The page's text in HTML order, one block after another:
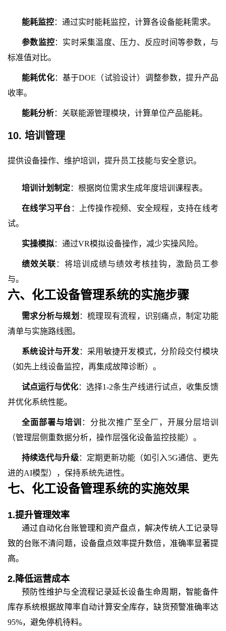
能耗监控：通过实时能耗监控，计算各设备能耗需求。
参数监控：实时采集温度、压力、反应时间等参数，与
标准值对比。
能耗优化：基于DOE（试验设计）调整参数，提升产品
收率。
能耗分析：关联能源管理模块，计算单位产品能耗。
10. 培训管理
提供设备操作、维护培训，提升员工技能与安全意识。
培训计划制定：根据岗位需求生成年度培训课程表。
在线学习平台 ：上传操作视频、安全规程，支持在线考
试。
实操模拟：通过VR模拟设备操作，减少实操风险。
绩效关联 ：将培训成绩与绩效考核挂钩，激励员工参
与。
六、 化工设备管理系统的实施步骤
需求分析与规划 ：梳理现有流程，识别痛点，制定功能
清单与实施路线图。
系统设计与开发：采用敏捷开发模式，分阶段交付模块
（如先上线设备监控，再集成故障诊断）。
试点运行与优化：选择1-2条生产线进行试点，收集反馈
并优化系统性能。
全面部署与培训
：分批次推广至全厂，开展分层培训
（管理层侧重数据分析，操作层强化设备监控技能）。
持续迭代与升级：定期更新功能（如引入 5G通信、更先
进的AI模型），保持系统先进性。
七、 化工设备管理系统的实施效果
1.提升管理效率
通过自动化台账管理和资产盘点，解决传统人工记录导
致的台账不清问题，设备盘点效率提升数倍，准确率显著提
高。
2. 降低运营成本
预防性维护与全流程记录延长设备生命周期，智能备件
库存系统根据故障率自动计算安全库存，缺货预警准确率达
95%，避免停机待料。